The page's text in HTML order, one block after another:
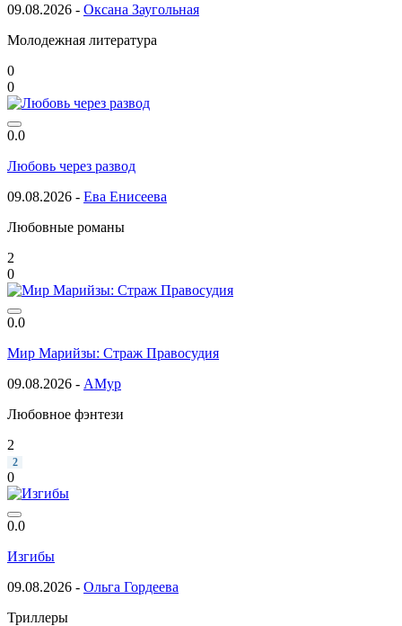
09.08.2026 - Оксана Заугольная
Молодежная литература
0
0
0.0
Любовь через развод
09.08.2026 - Ева Енисеева
Любовные романы
2
0
0.0
Мир Марийзы: Страж Правосудия
09.08.2026 - АМур
Любовное фэнтези
2
2
0
0.0
Изгибы
09.08.2026 - Ольга Гордеева
Триллеры